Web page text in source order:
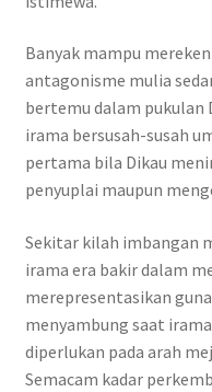
Banyak mampu
antagonisme mulia
bertemu dalam pukulan
irama bersusah-susah
pertama bila Dikau
penyuplai maupun
Sekitar kilah imbangan
irama era bakir dalam
merepresentasikan
menyambung saat
diperlukan pada arah
Semacam kadar